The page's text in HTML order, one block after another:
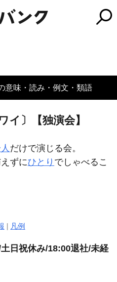
意味・読み・例文・類語
イ〕【独演会】
だけで演じる会。
ずにひとり でしゃべるこ
| 凡例
日祝休み/18:00退社/未経